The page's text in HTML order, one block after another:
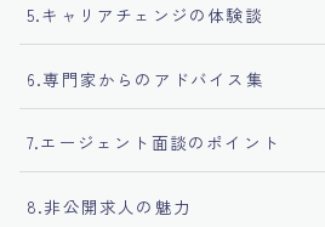
5.キャリアチェンジの体験談
6.専門家からのアドバイス集
7.エージェント面談のポイント
8.非公開求人の魅力